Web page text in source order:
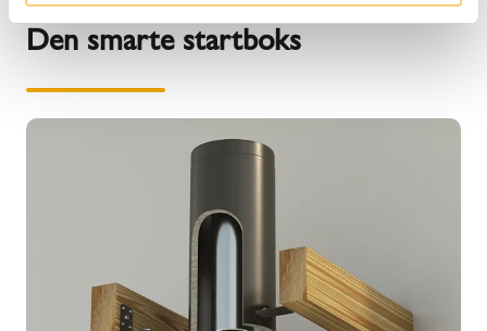
Den smarte startboks